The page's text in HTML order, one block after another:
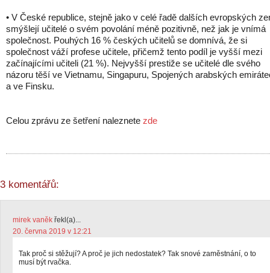
• V České republice, stejně jako v celé řadě dalších evropských
smýšlejí učitelé o svém povolání méně pozitivně, než jak je vnímá
společnost. Pouhých 16 % českých učitelů se domnívá, že si
společnost váží profese učitele, přičemž tento podíl je vyšší mezi
začínajícími učiteli (21 %). Nejvyšší prestiže se učitelé dle svého
názoru těší ve Vietnamu, Singapuru, Spojených arabských
a ve Finsku.
Celou zprávu ze šetření naleznete zde
3 komentářů:
mirek vaněk řekl(a)...
20. června 2019 v 12:21
Tak proč si stěžují? A proč je jich nedostatek? Tak snové zaměstnání, o to
musí být rvačka.